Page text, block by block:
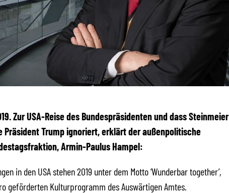
Zur USA-Reise des Bundespräsidenten und dass Steinmeier
Präsident Trump ignoriert, erklärt der außenpolitische
Armin-Paulus Hampel:
in den USA stehen 2019 unter dem Motto ‘Wunderbar together’,
geförderten Kulturprogramm des Auswärtigen Amtes.